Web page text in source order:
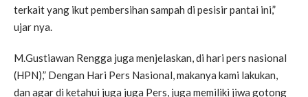
terkait yang ikut pembersihan sampah di pesisir pantai ini,”
ujar nya.
M.Gustiawan Rengga juga menjelaskan, di hari pers nasional
(HPN),” Dengan Hari Pers Nasional, makanya kami lakukan,
dan agar di ketahui juga juga Pers, juga memiliki jiwa gotong